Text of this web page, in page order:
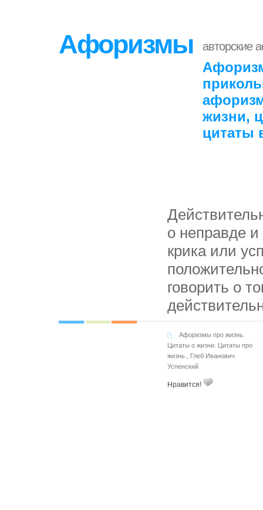
Афоризмы авторские
жизни,
цитаты
о неправде и
крика или
говорить о
Афоризмы про жизнь.
Цитаты о жизни. Цитаты про
жизнь.
Глеб Иванович
Успенский
Нравится!